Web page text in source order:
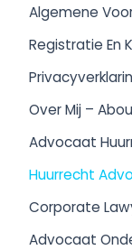
Algemene
Registratie En
Over Mij –
Advocaat
Huurrecht
Corporate
Advocaat